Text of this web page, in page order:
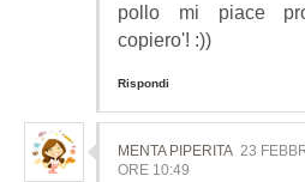
pollo mi piace
copiero'! :))
Rispondi
MENTA PIPERITA 23
ORE 10:49